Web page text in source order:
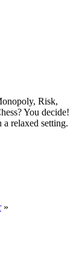
Risk,
You decide!
relaxed setting.
»